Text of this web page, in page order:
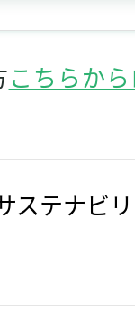
こちらか
ステナビ